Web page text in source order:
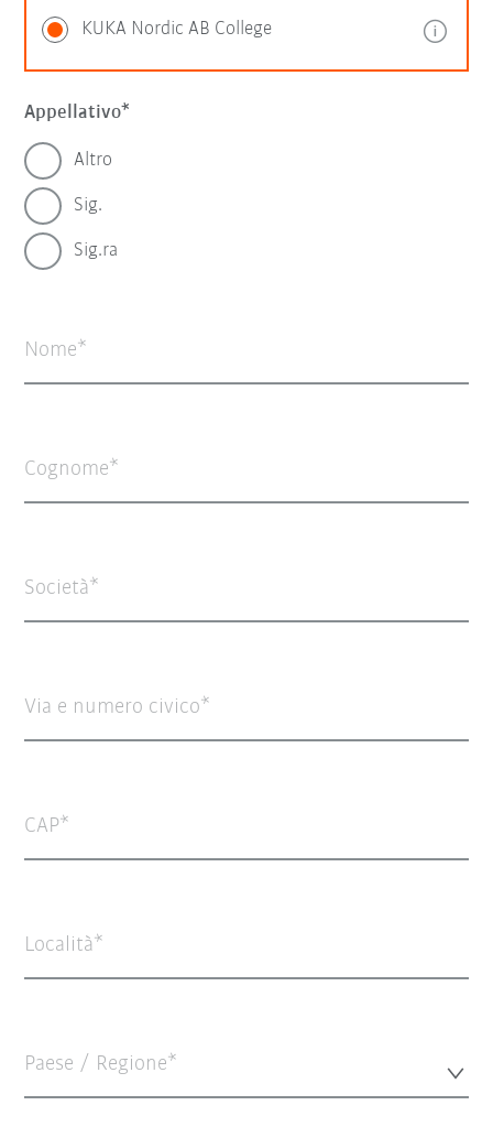
KUKA Nordic AB College
Appellativo
Altro
Sig.
Sig.ra
Nome
Cognome
Società
Via e numero civico
CAP
Località
Paese / Regione*